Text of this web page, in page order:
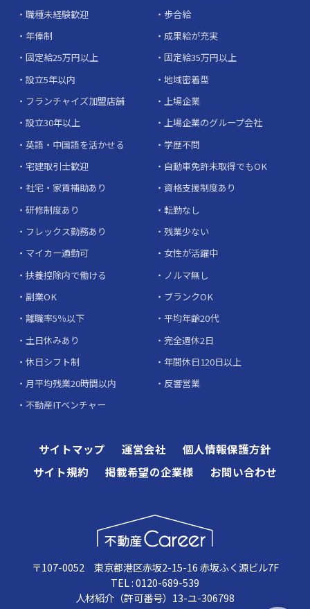
職種未経験歓迎
歩合給
年俸制
成果給が充実
固定給25万円以上
固定給35万円以上
設立5年以内
地域密着型
フランチャイズ加盟店舗
上場企業
設立30年以上
上場企業のグループ会社
英語・中国語を活かせる
学歴不問
宅建取引士歓迎
自動車免許未取得でもOK
社宅・家賃補助あり
資格支援制度あり
研修制度あり
転勤なし
フレックス勤務あり
残業少ない
マイカー通勤可
女性が活躍中
扶養控除内で働ける
ノルマ無し
副業OK
ブランクOK
離職率5％以下
平均年齢20代
土日休みあり
完全週休2日
休日シフト制
年間休日120日以上
月平均残業20時間以内
反響営業
不動産ITベンチャー
サイトマップ 運営会社
個人情報保護方針
サイト規約
掲載希望の企業様 お問い合わせ
〒107-0052 東京都港区赤坂2-15-16 赤坂ふく源ビル7F
TEL : 0120-689-539
人材紹介（許可番号）13-ユ-306798